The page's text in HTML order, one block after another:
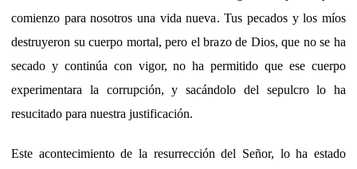
comienzo para nosotros una vida nueva. Tus pecados y los míos
destruyeron su cuerpo mortal, pero el brazo de Dios, que no se ha
secado y continúa con vigor, no ha permitido que ese cuerpo
experimentara la corrupción, y sacándolo del sepulcro lo ha
resucitado para nuestra justificación.
Este acontecimiento de la resurrección del Señor, lo ha estado